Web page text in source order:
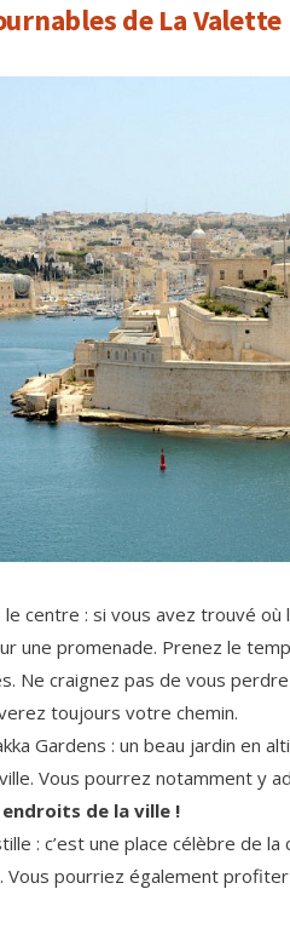
de La Valette
le centre : si vous avez trouvé
une promenade. Prenez le
Ne craignez pas de vous
toujours votre chemin.
Gardens : un beau jardin en
Vous pourrez notamment y
de la ville !
: c’est une place célèbre de
Vous pourriez également